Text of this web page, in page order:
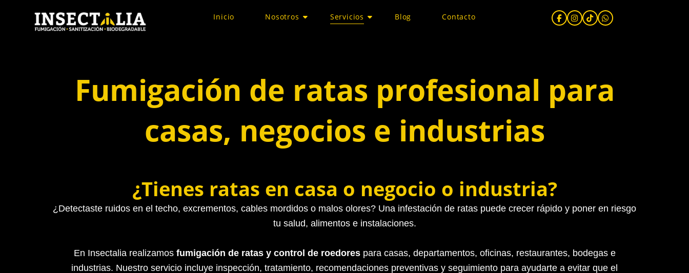
contenido
Inicio Nosotros Servicios Blog Contacto
Fumigación de ratas profesional para
casas, negocios e industrias
¿Tienes ratas en casa o negocio o industria?
¿Detectaste ruidos en el techo, excrementos, cables mordidos o malos olores? Una infestación de ratas puede crecer rápido y poner en riesgo
tu salud, alimentos e instalaciones.
En Insectalia realizamos fumigación de ratas y control de roedorespara casas, departamentos, oficinas, restaurantes, bodegas e
industrias. Nuestro servicio incluye inspección, tratamiento, recomendaciones preventivas y seguimiento para ayudarte a evitar que el